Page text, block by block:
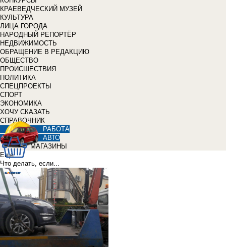
КРАЕВЕДЧЕСКИЙ МУЗЕЙ
КУЛЬТУРА
ЛИЦА ГОРОДА
НАРОДНЫЙ РЕПОРТЁР
НЕДВИЖИМОСТЬ
ОБРАЩЕНИЕ В РЕДАКЦИЮ
ОБЩЕСТВО
ПРОИСШЕСТВИЯ
ПОЛИТИКА
СПЕЦПРОЕКТЫ
СПОРТ
ЭКОНОМИКА
ХОЧУ СКАЗАТЬ
СПРАВОЧНИК
РАБОТА
АВТО
МАГАЗИНЫ
Еще
Что делать, если...